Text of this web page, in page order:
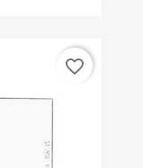
favorite_border